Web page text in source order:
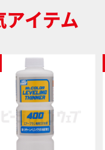
アイテム